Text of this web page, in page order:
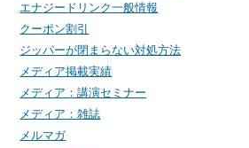
エナジードリンク一般情報
クーポン割引
ジッパーが閉まらない対処方法
メディア掲載実績
メディア：講演セミナー
メディア：雑誌
メルマガ